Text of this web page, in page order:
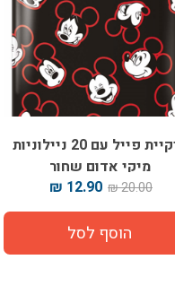
תיקיית פייל עם 20 ניילוניות
מיקי אדום שחור
20.00 ₪
12.90 ₪